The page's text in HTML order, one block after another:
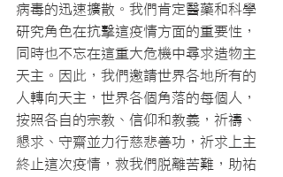
病毒的迅速擴散。我們肯定醫藥和科學
研究角色在抗擊這疫情方面的重要性，
同時也不忘在這重大危機中尋求造物主
天主。因此，我們邀請世界各地所有的
人轉向天主，世界各個角落的每個人，
按照各自的宗教、信仰和教義，祈禱、
懇求、守齋並力行慈悲善功，祈求上主
終止這次疫情，救我們脫離苦難，助祐